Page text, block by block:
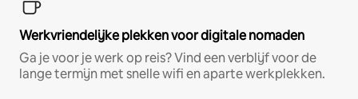
Werkvriendelijke plekken voor digitale nomaden
Ga je voor je werk op reis? Vind een verblijf voor de
lange termijn met snelle wifi en aparte werkplekken.